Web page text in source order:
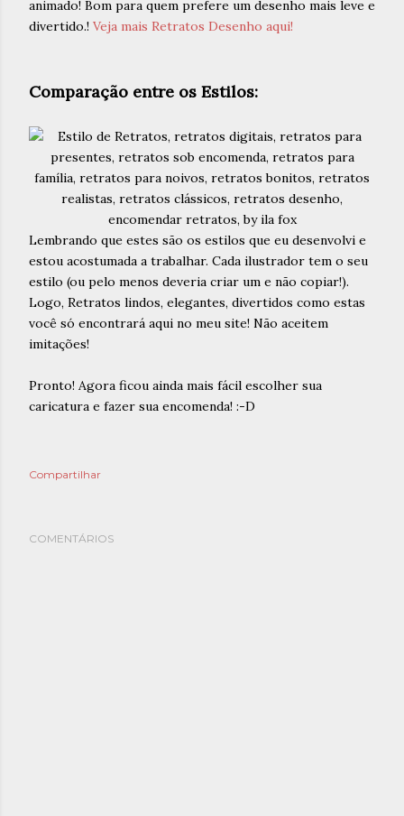
animado! Bom para quem prefere um desenho mais leve e
divertido.! Veja mais Retratos Desenho aqui!
Comparação entre os Estilos:
Lembrando que estes são os estilos que eu desenvolvi e
estou acostumada a trabalhar. Cada ilustrador tem o seu
estilo (ou pelo menos deveria criar um e não copiar!).
Logo, Retratos lindos, elegantes, divertidos como estas
você só encontrará aqui no meu site! Não aceitem
imitações!
Pronto! Agora ficou ainda mais fácil escolher sua
caricatura e fazer sua encomenda! :-D
Compartilhar
COMENTÁRIOS